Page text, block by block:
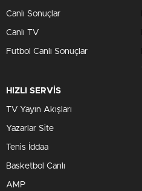
Canlı Sonuçlar
Canlı TV
Futbol Canlı Sonuçlar
HIZLI SERVİS
TV Yayın Akışları
Yazarlar Site
Tenis İddaa
Basketbol Canlı
AMP